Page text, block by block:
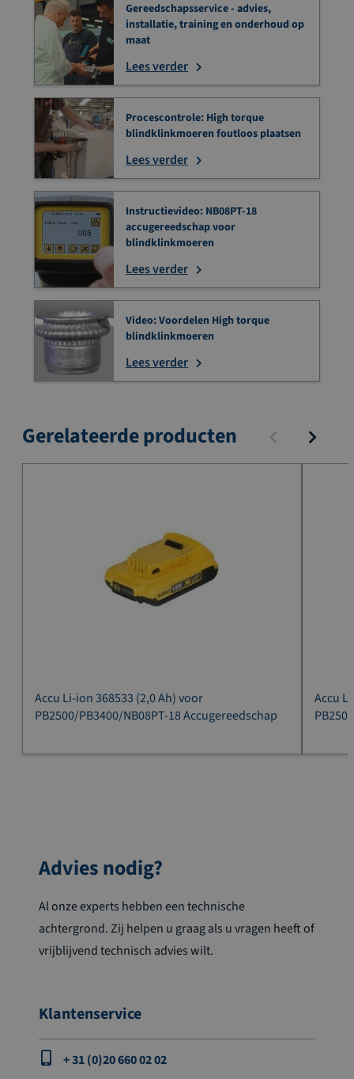
Gereedschapsservice - advies,
installatie, training en onderhoud op
maat
Lees verder
Procescontrole: High torque
blindklinkmoeren foutloos plaatsen
Lees verder
Instructievideo: NB08PT-18
accugereedschap voor
blindklinkmoeren
Lees verder
Video: Voordelen High torque
blindklinkmoeren
Lees verder
Gerelateerde producten
Accu Li-ion 368533 (2,0 Ah) voor
PB2500/PB3400/NB08PT-18 Accugereedschap
Accu
Advies nodig?
Al onze experts hebben een technische
achtergrond. Zij helpen u graag als u vragen heeft of
vrijblijvend technisch advies wilt.
Klantenservice
+ 31 (0)20 660 02 02